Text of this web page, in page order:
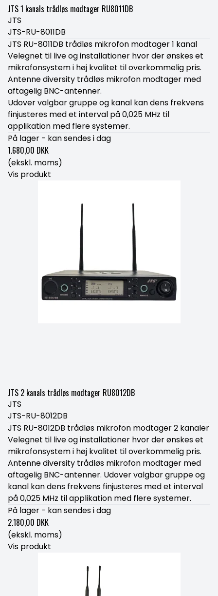
JTS 1 kanals trådløs modtager RU8011DB
JTS
JTS-RU-8011DB
JTS RU-8011DB trådløs mikrofon modtager 1 kanal
Velegnet til live og installationer hvor der ønskes et
mikrofonsystem i høj kvalitet til overkommelig pris.
Antenne diversity trådløs mikrofon modtager med
aftagelig BNC-antenner.
Udover valgbar gruppe og kanal kan dens frekvens
finjusteres med et interval på 0,025 MHz til
applikation med flere systemer.
På lager - kan sendes i dag
1.680,00 DKK
(ekskl. moms)
Vis produkt
JTS 2 kanals trådløs modtager RU8012DB
JTS
JTS-RU-8012DB
JTS RU-8012DB trådløs mikrofon modtager 2 kanaler
Velegnet til live og installationer hvor der ønskes et
mikrofonsystem i høj kvalitet til overkommelig pris.
Antenne diversity trådløs mikrofon modtager med
aftagelig BNC-antenner. Udover valgbar gruppe og
kanal kan dens frekvens finjusteres med et interval
på 0,025 MHz til applikation med flere systemer.
På lager - kan sendes i dag
2.180,00 DKK
(ekskl. moms)
Vis produkt